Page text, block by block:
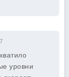
уровни